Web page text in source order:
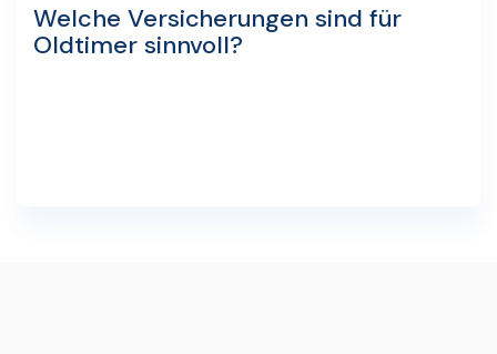
Welche Versicherungen sind für
Oldtimer sinnvoll?